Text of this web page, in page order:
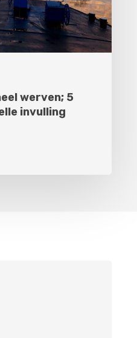
werven; 5
invulling